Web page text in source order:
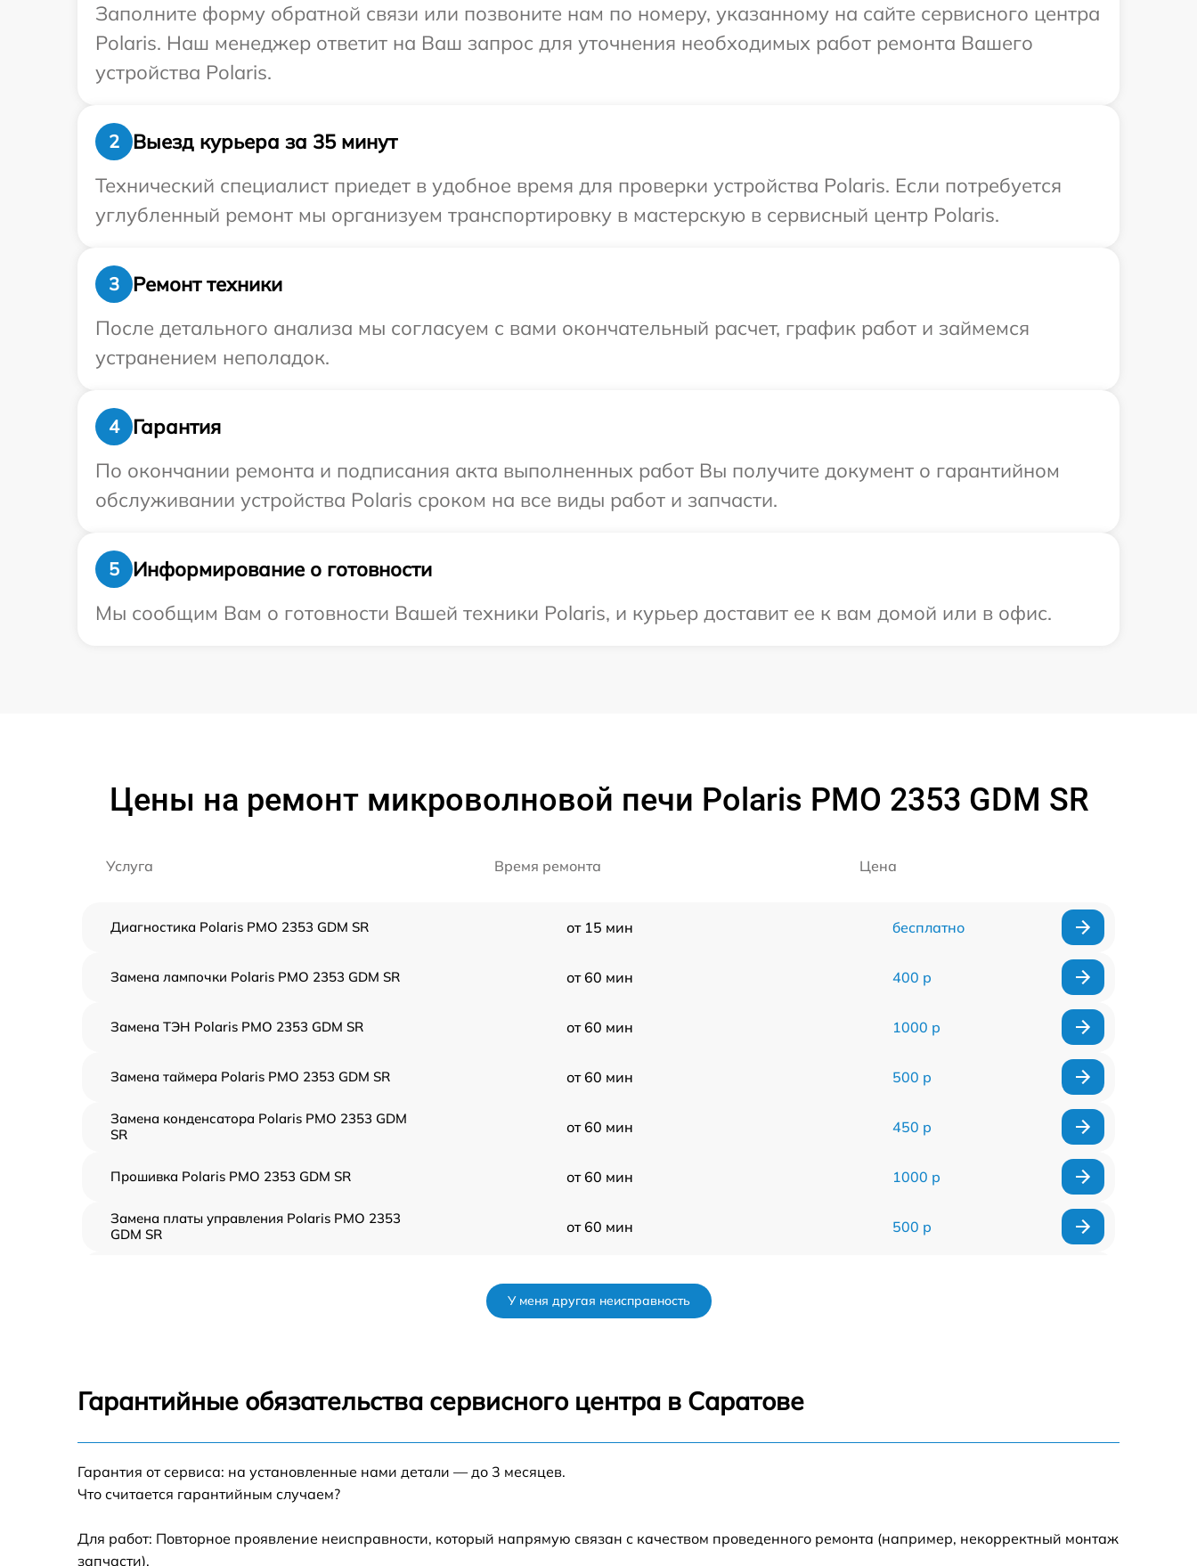
Заполните форму обратной связи или позвоните нам по номеру, указанному на сайте сервисного центра
Polaris. Наш менеджер ответит на Ваш запрос для уточнения необходимых работ ремонта Вашего
устройства Polaris.
2
Выезд курьера за 35 минут
Технический специалист приедет в удобное время для проверки устройства Polaris. Если потребуется
углубленный ремонт мы организуем транспортировку в мастерскую в сервисный центр Polaris.
3
Ремонт техники
После детального анализа мы согласуем с вами окончательный расчет, график работ и займемся
устранением неполадок.
4
Гарантия
По окончании ремонта и подписания акта выполненных работ Вы получите документ о гарантийном
обслуживании устройства Polaris сроком на все виды работ и запчасти.
5
Информирование о готовности
Мы сообщим Вам о готовности Вашей техники Polaris, и курьер доставит ее к вам домой или в офис.
Цены на ремонт микроволновой печи Polaris PMO 2353 GDM SR
Услуга Время ремонта Цена
Диагностика Polaris PMO 2353 GDM SR от 15 мин бесплатно
Замена лампочки Polaris PMO 2353 GDM SR от 60 мин 400 р
Замена ТЭН Polaris PMO 2353 GDM SR от 60 мин 1000 р
Замена таймера Polaris PMO 2353 GDM SR от 60 мин 500 р
Замена конденсатора Polaris PMO 2353 GDM
SR
от 60 мин 450 р
Прошивка Polaris PMO 2353 GDM SR от 60 мин 1000 р
Замена платы управления Polaris PMO 2353
GDM SR
от 60 мин 500 р
Ремонт волновода Polaris PMO 2353 GDM SR
PMO 2353 GDM SR
У меня другая неисправность
Гарантийные обязательства сервисного центра в Саратове
Гарантия от сервиса: на установленные нами детали — до 3 месяцев.
Что считается гарантийным случаем?
Для работ: Повторное проявление неисправности, который напрямую связан с качеством проведенного ремонта (например, некорректный монтаж
запчасти).